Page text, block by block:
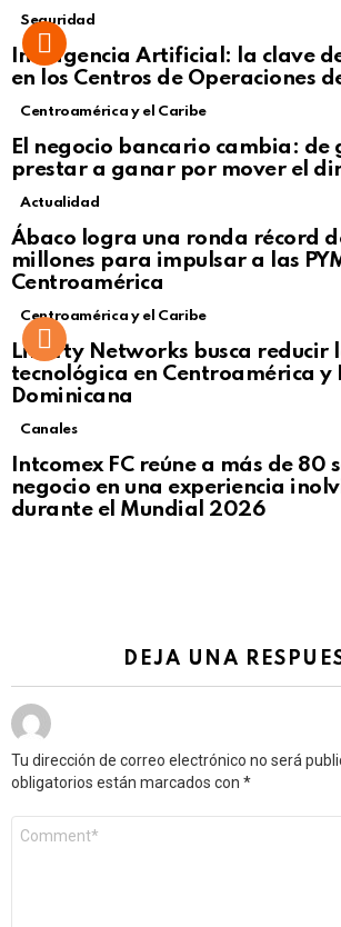
Seguridad
Inteligencia Artificial: la clave
en los Centros de Operaciones
Centroamérica y el Caribe
El negocio bancario cambia: de
prestar a ganar por mover el
Not Safe For Work
Click to view this post
Actualidad
Ábaco logra una ronda récord
millones para impulsar a las
Centroamérica
Centroamérica y el Caribe
Liberty Networks busca reducir
tecnológica en Centroamérica y
Dominicana
Canales
Intcomex FC reúne a más de 80
negocio en una experiencia
durante el Mundial 2026
DEJA UNA
Tu dirección de correo electrónico no será
obligatorios están marcados con *